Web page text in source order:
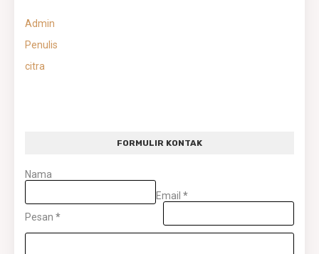
Admin
Penulis
citra
FORMULIR KONTAK
Nama
Email *
Pesan *